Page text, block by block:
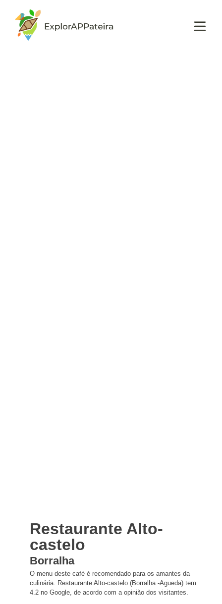
Restaurante Alto-
castelo
Borralha
O menu deste café é recomendado para os amantes da
culinária. Restaurante Alto-castelo (Borralha -Agueda) tem
4.2 no Google, de acordo com a opinião dos visitantes.